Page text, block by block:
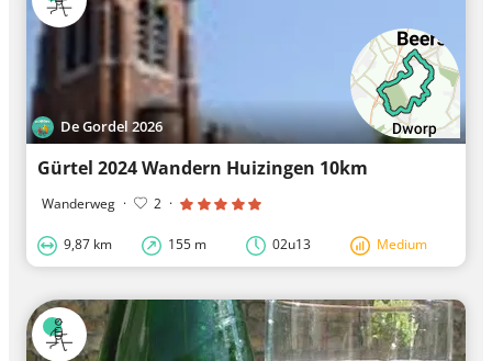
De Gordel 2026
Gürtel 2024 Wandern Huizingen 10km
Wanderweg · 2 ·
9,87 km 155 m 02u13 Medium